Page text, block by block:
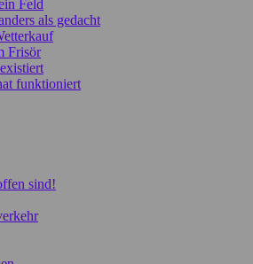
Feld
als gedacht
Frisör
funktioniert
sind!